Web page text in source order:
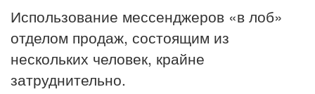
Использование мессенджеров «в лоб»
отделом продаж, состоящим из
нескольких человек, крайне
затруднительно.